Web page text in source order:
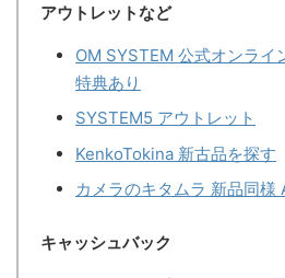
アウトレットなど
OM SYSTEM 公式オンライ
特典あり
SYSTEM5 アウトレット
KenkoTokina 新古品を探す
カメラのキタムラ 新品同様
キャッシュバック